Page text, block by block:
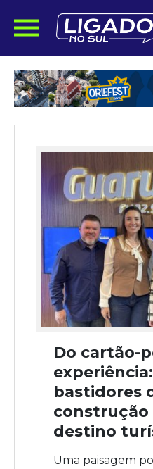
Do cartão-
bastidores
construção
destino
Uma paisagem